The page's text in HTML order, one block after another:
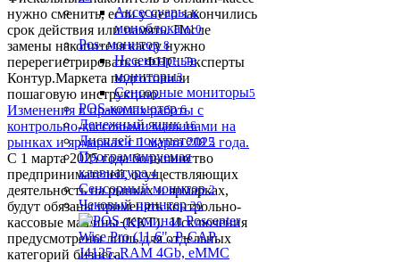
Аксессуары к
моноблокам10
Pos- монитор 8
Несенсорные
мониторы3
Сенсорные мониторы5
POS-компьютер 6
Денежный ящик 16
Дисплей покупателя 2
Программируемая
клавиатура 4
Сенсорный монитор 2
Чековый принтер 20
нужно сменить, если у него закончились
срок действия или память. После
замены накопителя кассу нужно
перерегистрировать в ФНС. Эксперты
Контур.Маркета подготовили
пошаговую инструкцию.
Изменения в правилах работы с
контрольно-кассовыми машинами на
рынках и ярмарках с 1 марта 2025 года.
С 1 марта 2025 года большинство
предпринимателей, осуществляющих
деятельность на рынках и ярмарках,
будут обязаны применять контрольно-
кассовые машины (ККТ). Исключения
предусмотрены лишь для отдельных
категорий бизнеса.